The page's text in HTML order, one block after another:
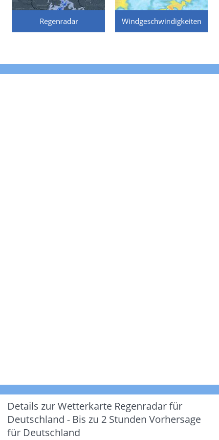
Regenradar Windgeschwindigkeiten
Details zur Wetterkarte Regenradar für
Deutschland - Bis zu 2 Stunden Vorhersage
für Deutschland